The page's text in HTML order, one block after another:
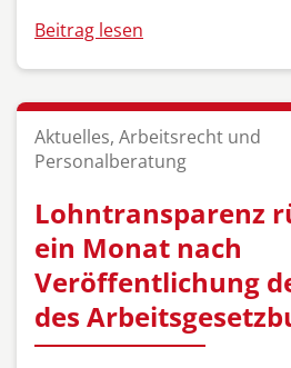
Beitrag lesen
Aktuelles, Arbeitsrecht und
Personalberatung
Lohntransparenz
ein Monat nach
Veröffentlichung
des